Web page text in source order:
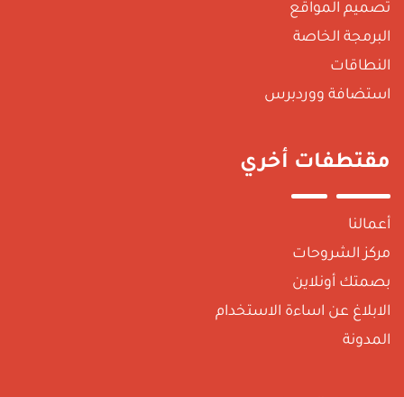
تصميم المواقع
البرمجة الخاصة
النطاقات
استضافة ووردبرس
مقتطفات أخري
أعمالنا
مركز الشروحات
بصمتك أونلاين
الابلاغ عن اساءة الاستخدام
المدونة